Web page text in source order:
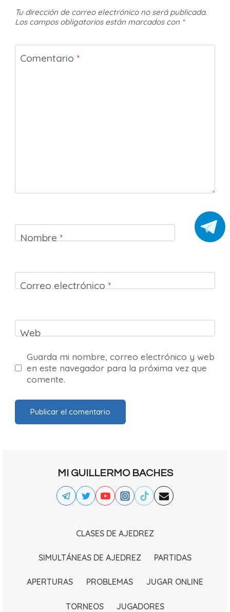
Tu dirección de correo electrónico no será publicada.
Los campos obligatorios están marcados con *
Comentario *
Nombre *
Correo electrónico *
Web
Guarda mi nombre, correo electrónico y web
en este navegador para la próxima vez que
comente.
MI GUILLERMO BACHES
CLASES DE AJEDREZ
SIMULTÁNEAS DE AJEDREZ PARTIDAS
APERTURAS PROBLEMAS JUGAR ONLINE
TORNEOS JUGADORES